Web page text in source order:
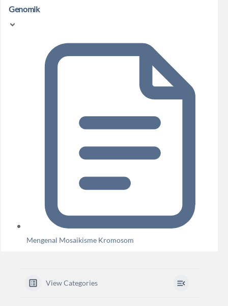
Genomik
Mengenal Mosaikisme Kromosom
View Categories